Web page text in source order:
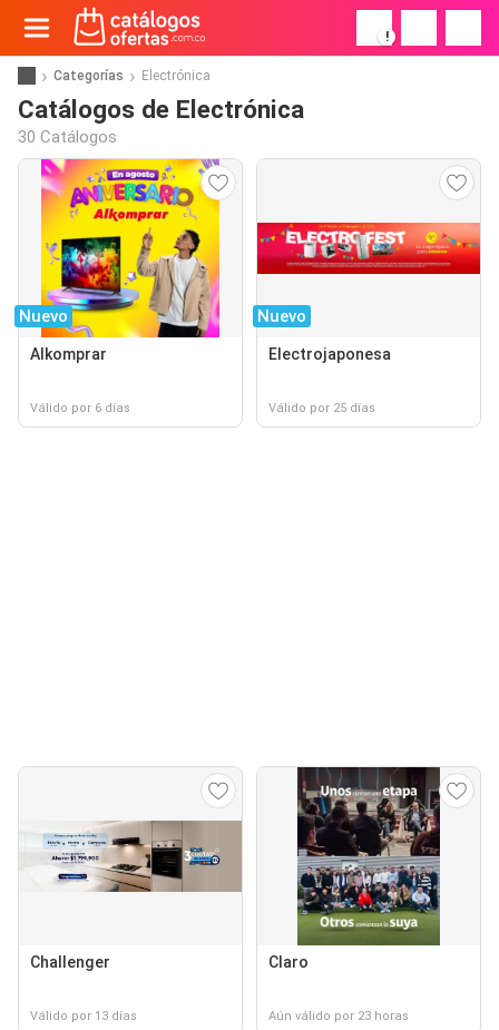
!
Categorías Electrónica
Catálogos de Electrónica
30 Catálogos
Nuevo
Alkomprar
Válido por 6 días
Nuevo
Electrojaponesa
Válido por 25 días
Challenger
Válido por 13 días
Claro
Aún válido por 23 horas